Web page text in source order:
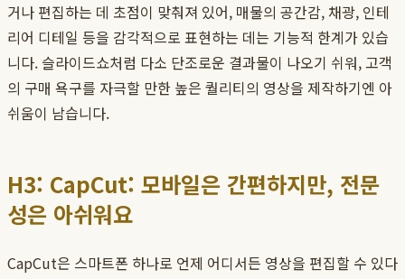
거나 편집하는 데 초점이 맞춰져 있어, 매물의 공간감, 채광, 인테
리어 디테일 등을 감각적으로 표현하는 데는 기능적 한계가 있습
니다. 슬라이드쇼처럼 다소 단조로운 결과물이 나오기 쉬워, 고객
의 구매 욕구를 자극할 만한 높은 퀄리티의 영상을 제작하기엔 아
쉬움이 남습니다.
H3: CapCut: 모바일은 간편하지만, 전문
성은 아쉬워요
CapCut은 스마트폰 하나로 언제 어디서든 영상을 편집할 수 있다